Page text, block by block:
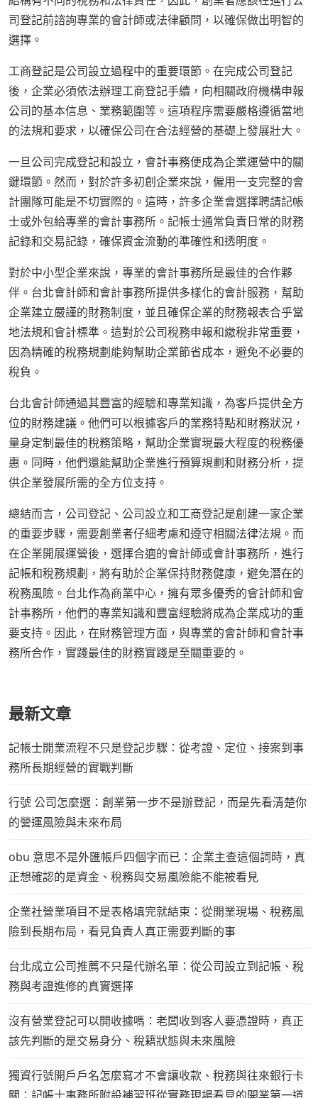
司登記前諮詢專業的會計師或法律顧問，以確保做出明智的
選擇。
工商登記是公司設立過程中的重要環節。在完成公司登記
後，企業必須依法辦理工商登記手續，向相關政府機構申報
公司的基本信息、業務範圍等。這項程序需要嚴格遵循當地
的法規和要求，以確保公司在合法經營的基礎上發展壯大。
一旦公司完成登記和設立，會計事務便成為企業運營中的關
鍵環節。然而，對於許多初創企業來說，僱用一支完整的會
計團隊可能是不切實際的。這時，許多企業會選擇聘請記帳
士或外包給專業的會計事務所。記帳士通常負責日常的財務
記錄和交易記錄，確保資金流動的準確性和透明度。
對於中小型企業來說，專業的會計事務所是最佳的合作夥
伴。台北會計師和會計事務所提供多樣化的會計服務，幫助
企業建立嚴謹的財務制度，並且確保企業的財務報表合乎當
地法規和會計標準。這對於公司稅務申報和繳稅非常重要，
因為精確的稅務規劃能夠幫助企業節省成本，避免不必要的
稅負。
台北會計師通過其豐富的經驗和專業知識，為客戶提供全方
位的財務建議。他們可以根據客戶的業務特點和財務狀況，
量身定制最佳的稅務策略，幫助企業實現最大程度的稅務優
惠。同時，他們還能幫助企業進行預算規劃和財務分析，提
供企業發展所需的全方位支持。
總結而言，公司登記、公司設立和工商登記是創建一家企業
的重要步驟，需要創業者仔細考慮和遵守相關法律法規。而
在企業開展運營後，選擇合適的會計師或會計事務所，進行
記帳和稅務規劃，將有助於企業保持財務健康，避免潛在的
稅務風險。台北作為商業中心，擁有眾多優秀的會計師和會
計事務所，他們的專業知識和豐富經驗將成為企業成功的重
要支持。因此，在財務管理方面，與專業的會計師和會計事
務所合作，實踐最佳的財務實踐是至關重要的。
最新文章
記帳士開業流程不只是登記步驟：從考證、定位、接案到事
務所長期經營的實戰判斷
行號 公司怎麼選：創業第一步不是辦登記，而是先看清楚你
的營運風險與未來布局
obu 意思不是外匯帳戶四個字而已：企業主查這個詞時，真
正想確認的是資金、稅務與交易風險能不能被看見
企業社營業項目不是表格填完就結束：從開業現場、稅務風
險到長期布局，看見負責人真正需要判斷的事
台北成立公司推薦不只是代辦名單：從公司設立到記帳、稅
務與考證進修的真實選擇
沒有營業登記可以開收據嗎：老闆收到客人要憑證時，真正
該先判斷的是交易身分、稅籍狀態與未來風險
獨資行號開戶戶名怎麼寫才不會讓收款、稅務與往來銀行卡